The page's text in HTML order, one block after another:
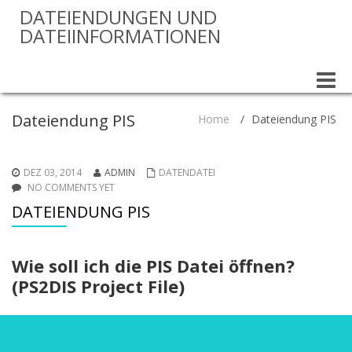
DATEIENDUNGEN UND
DATEIINFORMATIONEN
Toggle
Dateiendung PIS Home / Dateiendung PIS
DEZ 03, 2014 ADMIN
DATENDATEI
NO COMMENTS YET
DATEIENDUNG PIS
Wie soll ich die PIS Datei öffnen?
(PS2DIS Project File)